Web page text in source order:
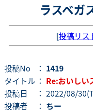
ラスベガ
[投稿リス
投稿No ： 1419
タイトル ： Re:おいしい
投稿日
： 2022/08/
投稿者
： ちー